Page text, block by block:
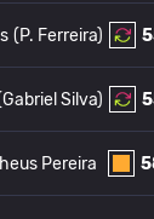
(P. Ferreira)
Silva)
Pereira